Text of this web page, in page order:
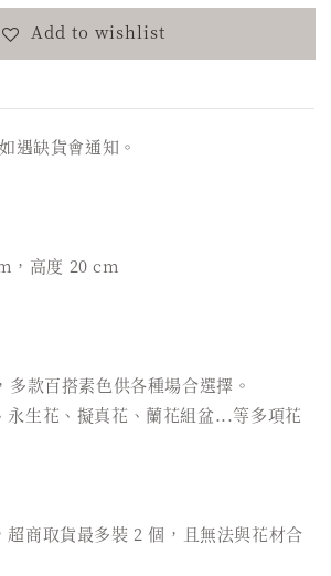
Add to wishlist
遇缺貨會通知。
，高度 20 cm
款百搭素色供各種場合選擇。
永生花、擬真花、蘭花組盆...等多項花
商取貨最多裝 2 個，且無法與花材合